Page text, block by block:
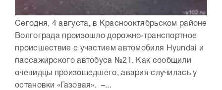
Сегодня, 4 августа, в Краснооктябрьском районе
Волгограда произошло дорожно-транспортное
происшествие с участием автомобиля Hyundai и
пассажирского автобуса №21. Как сообщили
очевидцы произошедшего, авария случилась у
остановки «Газовая». –...